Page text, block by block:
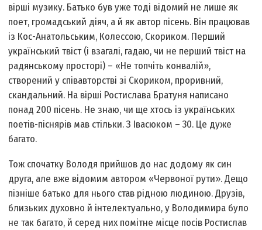
вірші музику. Батько був уже тоді відомий не лише як
поет, громадський діяч, а й як автор пісень. Він працював
із Кос-Анатольським, Колессою, Скориком. Перший
український твіст (і взагалі, гадаю, чи не перший твіст на
радянському просторі) – «Не топчіть конвалій»,
створений у співавторстві зі Скориком, проривний,
скандальний. На вірші Ростислава Братуня написано
понад 200 пісень. Не знаю, чи ще хтось із українських
поетів-піснярів мав стільки. З Івасюком – 30. Це дуже
багато.
Тож спочатку Володя прийшов до нас додому як син
друга, але вже відомим автором «Червоної рути». Дещо
пізніше батько для нього став рідною людиною. Друзів,
близьких духовно й інтелектуально, у Володимира було
не так багато, й серед них помітне місце посів Ростислав